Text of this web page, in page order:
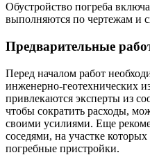
Обустройство погреба
выполняются по чертежам и
Предварительные
Перед началом работ
инженерно-геотехнических
привлекаются эксперты из
чтобы сократить расходы,
своими усилиями. Еще
соседями, на участке
погребные пристройки.